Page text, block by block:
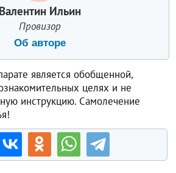
Валентин Ильин
Провизор
Об авторе
является обобщенной,
целях и не
инструкцию. Самолечение